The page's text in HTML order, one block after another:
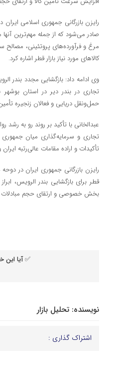
رایزن بازرگانی جمهوری اسلامی
صادر می‌شود که از جمله مهم‌ترین آنها
مرغ و فرآورده‌های پروتئینی،
کالاهای مورد نیاز بازار قطر اشاره کرد.
وی ادامه داد: بازگشایی مجدد بندر
تجاری در بندر دیر در استان بوشهر
حمل‌ونقل دریایی و فعالان زنجیره
عبدالخانی با تأکید بر روند رو به
تجاری و سرمایه‌گذاری میان
تأکیدات و اراده مقامات عالی‌رتبه
رایزن بازرگانی جمهوری ایران در
قطر برای بازگشایی بندر الرویس،
بخش خصوصی و ارتقای حجم مبادلات
✅ آیا این
نویسنده: تحلیل بازار
اشتراک گذاری :